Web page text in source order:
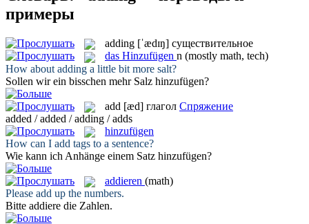
примеры
adding [ˈædɪŋ] существительное
das Hinzufügen n (mostly math, tech)
How about adding a little bit more salt?
Sollen wir ein bisschen mehr Salz hinzufügen?
add [æd] глагол Спряжение
added / added / adding / adds
hinzufügen
How can I add tags to a sentence?
Wie kann ich Anhänge einem Satz hinzufügen?
addieren (math)
Please add up the numbers.
Bitte addiere die Zahlen.